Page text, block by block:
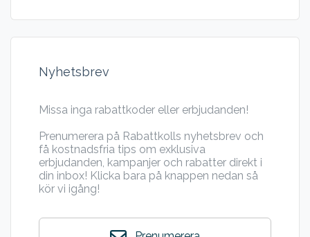
Nyhetsbrev
Missa inga rabattkoder eller erbjudanden!
Prenumerera på Rabattkolls nyhetsbrev och
få kostnadsfria tips om exklusiva
erbjudanden, kampanjer och rabatter direkt i
din inbox! Klicka bara på knappen nedan så
kör vi igång!